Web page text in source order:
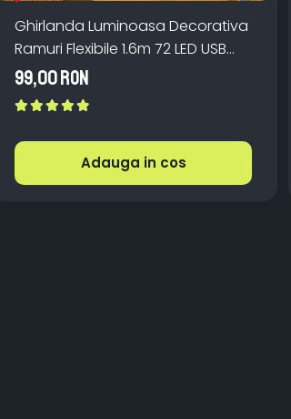
Ghirlanda Luminoasa Decorativa
Ramuri Flexibile 1.6m 72 LED USB
Telecomanda
99,00 RON
Adauga in cos